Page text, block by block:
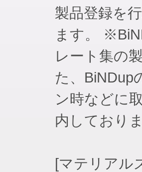
製品登録を
ます。
レート集の
た、BiNDup
ン時などに
内しており
[マテリアル